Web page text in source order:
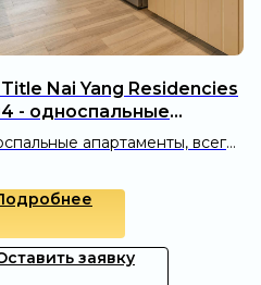
Nai Yang Residencies
- односпальные
(39 м²)
апартаменты, всего
заявку